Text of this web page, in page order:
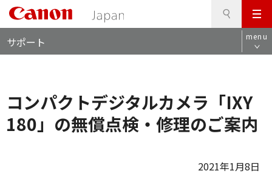
メ
ニ
ュ
サポート menu
コンパクトデジタルカメラ「IXY
180」の無償点検・修理のご案内
2021年1月8日